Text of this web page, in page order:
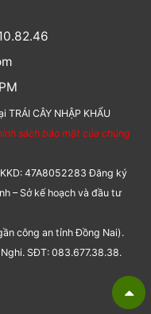
CÂY NHẬP KHẨU
sách bảo mật của chúng
47A8052283 Đăng ký
– Sở kế hoạch và đầu tư
công an tỉnh Đồng Nai).
SĐT: 083.677.38.38.